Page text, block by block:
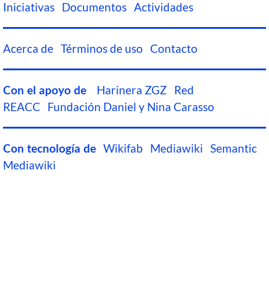
Iniciativas Documentos Actividades
Acerca de Términos de uso Contacto
Con el apoyo de Harinera ZGZ Red
REACC
Fundación Daniel y Nina Carasso
Con tecnología de Wikifab Mediawiki Semantic
Mediawiki